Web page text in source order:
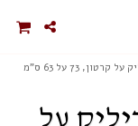
73 על 63 ס"מ
על